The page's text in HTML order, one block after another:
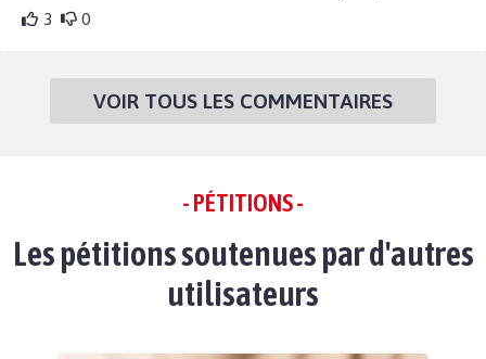
3 0
VOIR TOUS LES COMMENTAIRES
- PÉTITIONS -
Les pétitions soutenues par d'autres
utilisateurs